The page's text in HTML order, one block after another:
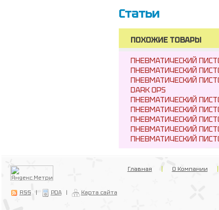
Статьи
ПОХОЖИЕ ТОВАРЫ
ПНЕВМАТИЧЕСКИЙ
ПНЕВМАТИЧЕСКИЙ
ПНЕВМАТИЧЕСКИЙ
DARK OPS
ПНЕВМАТИЧЕСКИЙ
ПНЕВМАТИЧЕСКИЙ
ПНЕВМАТИЧЕСКИЙ
ПНЕВМАТИЧЕСКИЙ
ПНЕВМАТИЧЕСКИЙ
RSS | PDA | Карта сайта
Главная О Компании